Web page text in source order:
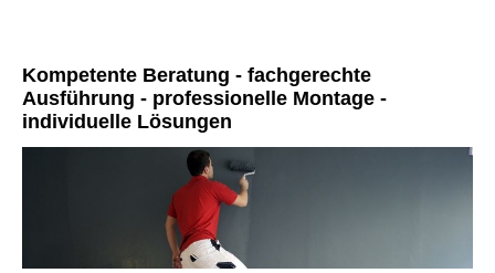
Kompetente Beratung - fachgerechte
Ausführung - professionelle Montage -
individuelle Lösungen